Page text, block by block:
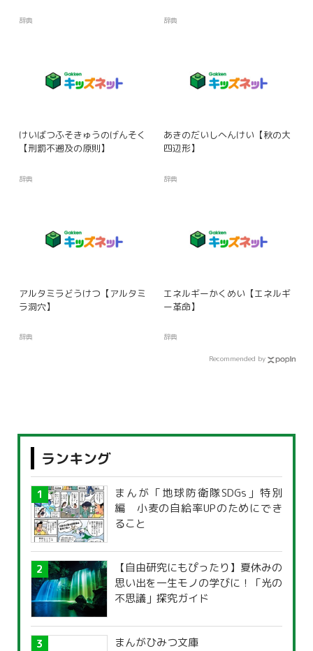
辞典 辞典
けいばつふそきゅうのげんそく
【刑罰不遡及の原則】
辞典
あきのだいしへんけい【秋の大
四辺形】
辞典
アルタミラどうけつ【アルタミ
ラ洞穴】
辞典
エネルギーかくめい【エネルギ
ー革命】
辞典
Recommended by
ランキング
まんが「地球防衛隊SDGs」特別
編 小麦の自給率UPのためにでき
ること
【自由研究にもぴったり】夏休みの
思い出を一生モノの学びに！「光の
不思議」探究ガイド
まんがひみつ文庫